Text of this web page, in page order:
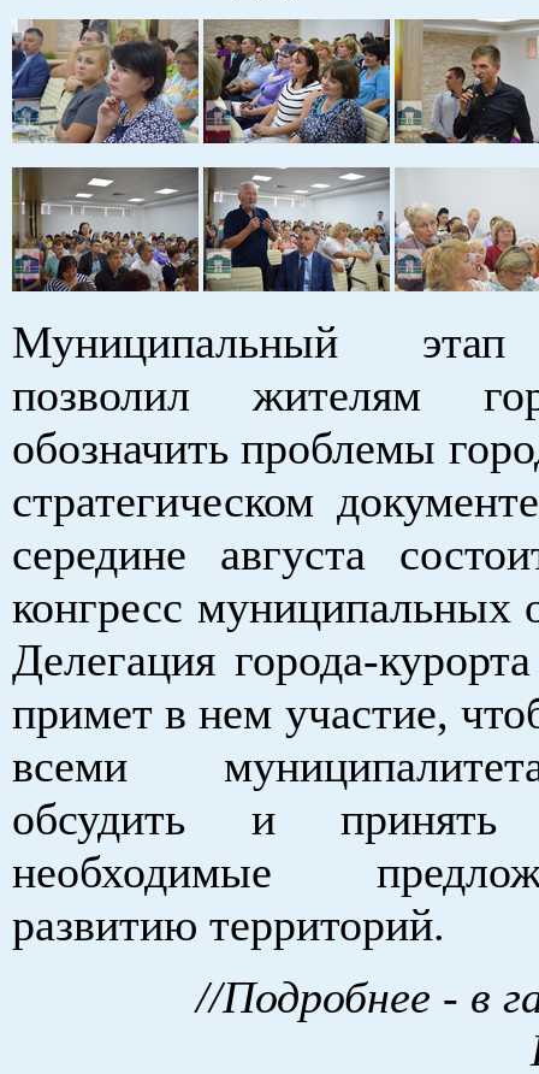
Муниципальный этап
позволил жителям
обозначить проблемы
стратегическом
середине августа
конгресс муниципальных
Делегация города-
примет в нем участие,
всеми
обсудить и
необходимые
развитию территорий.
//Подробнее - в